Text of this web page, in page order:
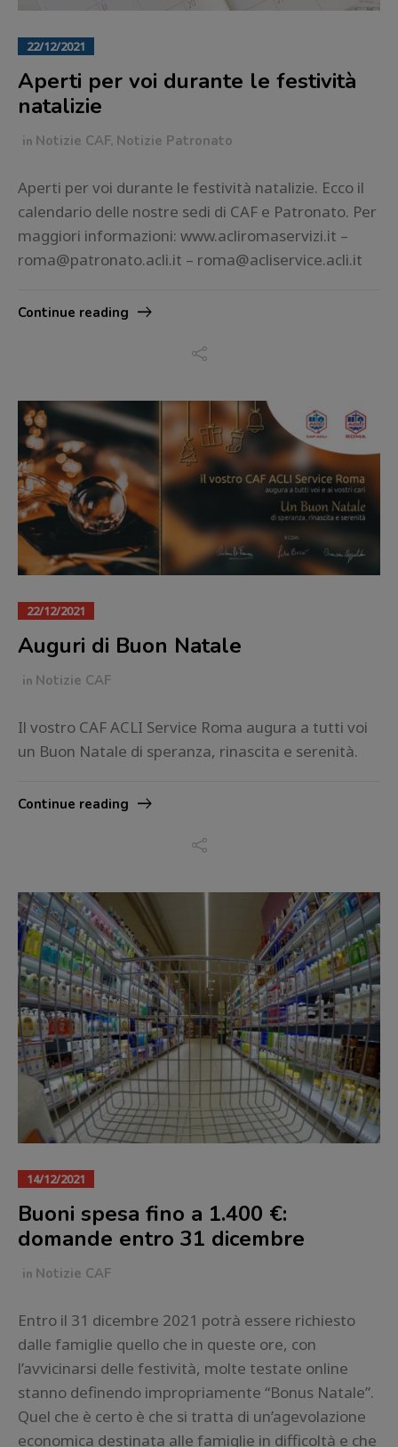
22/12/2021
Aperti per voi durante le festività
natalizie
in Notizie CAF, Notizie Patronato
Aperti per voi durante le festività natalizie. Ecco il
calendario delle nostre sedi di CAF e Patronato. Per
maggiori informazioni: www.acliromaservizi.it –
roma@patronato.acli.it – roma@acliservice.acli.it
Continue reading
22/12/2021
Auguri di Buon Natale
in Notizie CAF
Il vostro CAF ACLI Service Roma augura a tutti voi
un Buon Natale di speranza, rinascita e serenità.
Continue reading
14/12/2021
Buoni spesa fino a 1.400 €:
domande entro 31 dicembre
in Notizie CAF
Entro il 31 dicembre 2021 potrà essere richiesto
dalle famiglie quello che in queste ore, con
l’avvicinarsi delle festività, molte testate online
stanno definendo impropriamente “Bonus Natale”.
Quel che è certo è che si tratta di un’agevolazione
economica destinata alle famiglie in difficoltà e che